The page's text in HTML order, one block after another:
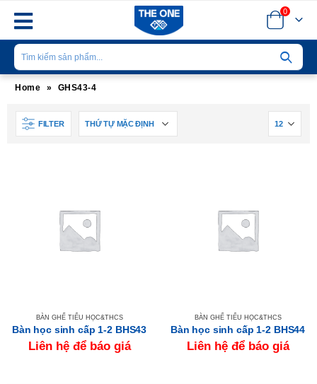
0
Home » GHS43-4
FILTER
BÀN GHẾ TIỂU HỌC&THCS
Bàn học sinh cấp 1-2 BHS43
Liên hệ để báo giá
BÀN GHẾ TIỂU HỌC&THCS
Bàn học sinh cấp 1-2 BHS44
Liên hệ để báo giá